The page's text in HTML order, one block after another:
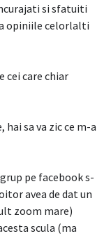
si sfatuiti
opiniile celorlalti
cei care chiar
hai sa va zic ce m-a
pe facebook s-
avea de dat un
zoom mare)
scula (ma